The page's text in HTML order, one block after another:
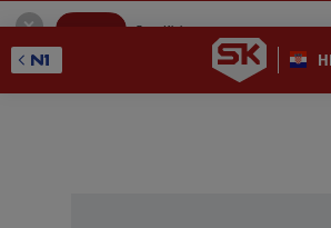
SportKlub
GET - On the Google Play